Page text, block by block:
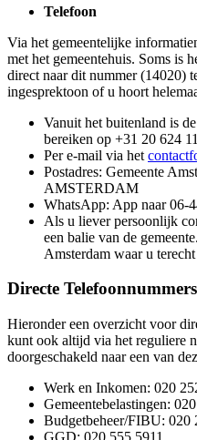
Telefoon
Via het gemeentelijke
met het gemeentehuis. Soms is
direct naar dit nummer (14020)
ingesprektoon of u hoort
Vanuit het buitenland is
bereiken op +31 20 624
Per e-mail via het
Postadres: Gemeente
AMSTERDAM
WhatsApp: App naar 06-
Als u liever persoonlijk
een balie van de
Amsterdam waar u
Directe
Hieronder een overzicht voor
kunt ook altijd via het reguliere
doorgeschakeld naar een van
Werk en Inkomen: 020
Gemeentebelastingen:
Budgetbeheer/FIBU: 020
GGD: 020 555 5911